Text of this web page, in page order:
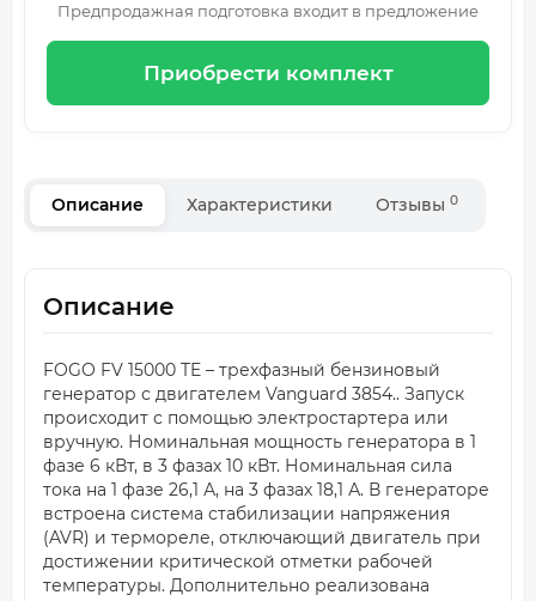
Предпродажная подготовка входит в предложение
Приобрести комплект
Описание Характеристики Отзывы 0
Описание
FOGO FV 15000 TE – трехфазный бензиновый
генератор с двигателем Vanguard 3854.. Запуск
происходит с помощью электростартера или
вручную. Номинальная мощность генератора в 1
фазе 6 кВт, в 3 фазах 10 кВт. Номинальная сила
тока на 1 фазе 26,1 А, на 3 фазах 18,1 А. В генераторе
встроена система стабилизации напряжения
(AVR) и термореле, отключающий двигатель при
достижении критической отметки рабочей
температуры. Дополнительно реализована